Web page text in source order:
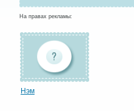
На правах рекламы:
Нэм